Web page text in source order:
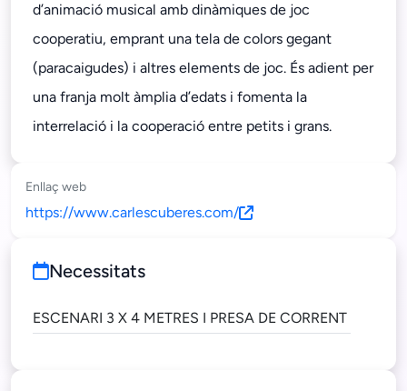
d’animació musical amb dinàmiques de joc
cooperatiu, emprant una tela de colors gegant
(paracaigudes) i altres elements de joc. És adient per
una franja molt àmplia d’edats i fomenta la
interrelació i la cooperació entre petits i grans.
Enllaç web
https://www.carlescuberes.com/
Necessitats
ESCENARI 3 X 4 METRES I PRESA DE CORRENT